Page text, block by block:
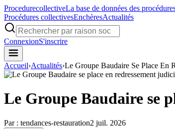
ProcedurecollectiveLa base de données des
Procédures collectivesEnchèresActualités
ConnexionS'inscrire
Accueil›Actualités›Le Groupe Baudaire Se Place En
Le Groupe Baudaire se
Par : tendances-restauration2 juil. 2026